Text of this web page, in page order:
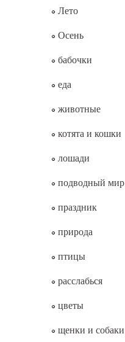
Лето
Осень
бабочки
еда
животные
котята и кошки
лошади
подводный мир
праздник
природа
птицы
расслабься
цветы
щенки и собаки